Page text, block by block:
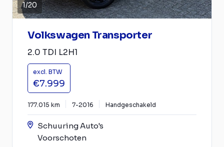
1/20
Volkswagen Transporter
2.0 TDI L2H1
excl. BTW
€7.999
177.015 km 7-2016 Handgeschakeld
Schuuring Auto's
Voorschoten